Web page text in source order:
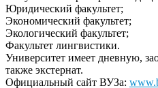
Юридический факультет;
Экономический факультет;
Экологичеcкий факультeт;
Факультeт лингвиcтики.
Университет имеет дневную,
также экстернат.
Официальный сайт ВУЗа: